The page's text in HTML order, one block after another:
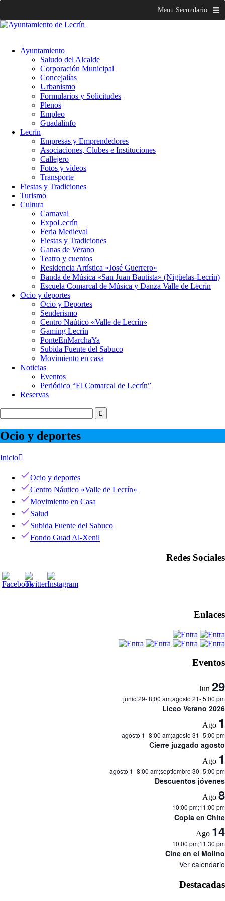
Menu Secundario
Ayuntamiento
Saludo del Alcalde
Corporación Municipal
Concejalías
Urbanismo
Formularios y Solicitudes
Plenos
Empleo
Guadalinfo
Lecrín
Empresas y Emprendedores
Asociaciones, Clubes e Instituciones
Callejero
Fotos y vídeos
Transporte
Fiestas y Tradiciones
Turismo
Cultura
Carnaval
ExpoLecrín
Feria Medieval
Fiestas y Tradiciones
Ganas de Verano
Teatro y cuentos
Residencia Artística «José Guerrero»
Banda de Música «San Juan Bautista» (Nigüelas-Lecrín)
Escuela Comarcal de Música y Danza Valle de Lecrín
Ocio y deportes
Ocio y Deportes
Senderismo
Centro Naútico «Valle de Lecrín»
Gaming Lecrín
PonteEnMarchaYa
Subida Fuente del Sabuco
Movimiento en casa
Noticias
Eventos
Periódico “El Comarcal de Lecrín”
Reservas
Ocio y deportes
Inicio
Ocio y deportes
Centro Náutico «Valle de Lecrín»
Movimiento en Casa
Salud
Subida Fuente del Sabuco
Fondo Guad Al-Xenil
Redes Sociales
Enlaces
Eventos
Jun 29
junio 29- 8:00 am;agosto 21- 5:00 pm
Liceo Verano 2026
Ago 1
agosto 1- 8:00 am;agosto 31- 5:00 pm
Cierre juzgado agosto
Ago 1
agosto 1- 8:00 am;septiembre 30- 5:00 pm
Descuentos jóvenes
Ago 8
10:00 pm;11:00 pm
Copla en Chite
Ago 14
10:00 pm;11:30 pm
Cine en el Molino
Ver calendario
Destacadas